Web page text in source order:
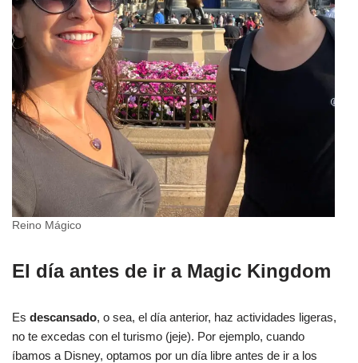
Reino Mágico
El día antes de ir a Magic Kingdom
Es descansado, o sea, el día anterior, haz actividades ligeras,
no te excedas con el turismo (jeje). Por ejemplo, cuando
íbamos a Disney, optamos por un día libre antes de ir a los